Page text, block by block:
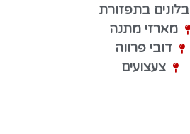
בלונים בתפזורת
מארזי מתנה
דובי פרווה
צעצועים